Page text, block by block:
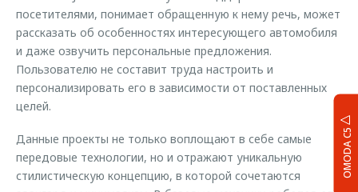
OMODA C5
посетителями, понимает обращенную к нему речь, может
рассказать об особенностях интересующего автомобиля
и даже озвучить персональные предложения.
Пользователю не составит труда настроить и
персонализировать его в зависимости от поставленных
целей.
Данные проекты не только воплощают в себе самые
передовые технологии, но и отражают уникальную
стилистическую концепцию, в которой сочетаются